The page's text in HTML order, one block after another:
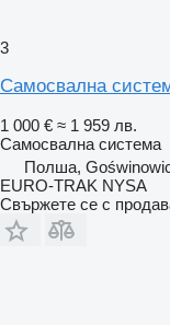
3
Самосвална
1 000 € ≈ 1 959 лв.
Самосвална система
Полша,
EURO-TRAK NYSA
Свържете се с